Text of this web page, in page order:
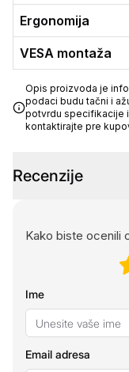
Ergonomija
VESA montaža
Opis proizvoda je
podaci budu tačni i
potvrdu specifikacije
kontaktirajte pre
Recenzije
Kako biste ocenili
Ime
Email adresa